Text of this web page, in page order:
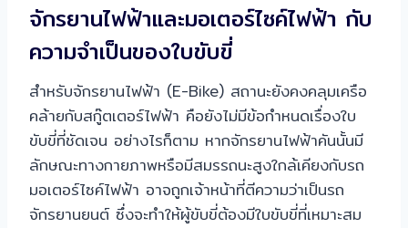
จักรยานไฟฟ้าและมอเตอร์ไซค์ไฟฟ้า กับ
ความจำเป็นของใบขับขี่
สำหรับจักรยานไฟฟ้า (E-Bike) สถานะยังคงคลุมเครือ
คล้ายกับสกู๊ตเตอร์ไฟฟ้า คือยังไม่มีข้อกำหนดเรื่องใบ
ขับขี่ที่ชัดเจน อย่างไรก็ตาม หากจักรยานไฟฟ้าคันนั้นมี
ลักษณะทางกายภาพหรือมีสมรรถนะสูงใกล้เคียงกับรถ
มอเตอร์ไซค์ไฟฟ้า อาจถูกเจ้าหน้าที่ตีความว่าเป็นรถ
จักรยานยนต์ ซึ่งจะทำให้ผู้ขับขี่ต้องมีใบขับขี่ที่เหมาะสม